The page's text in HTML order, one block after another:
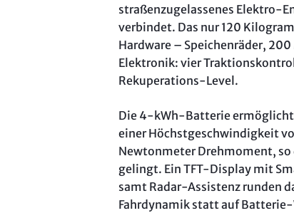
straßenzugelassenes Elektro-
verbindet. Das nur 120
Hardware – Speichenräder,
Elektronik: vier
Rekuperations-Level.
Die 4-kWh-Batterie
einer Höchstgeschwindigkeit
Newtonmeter Drehmoment, so
gelingt. Ein TFT-Display mit
samt Radar-Assistenz runden
Fahrdynamik statt auf